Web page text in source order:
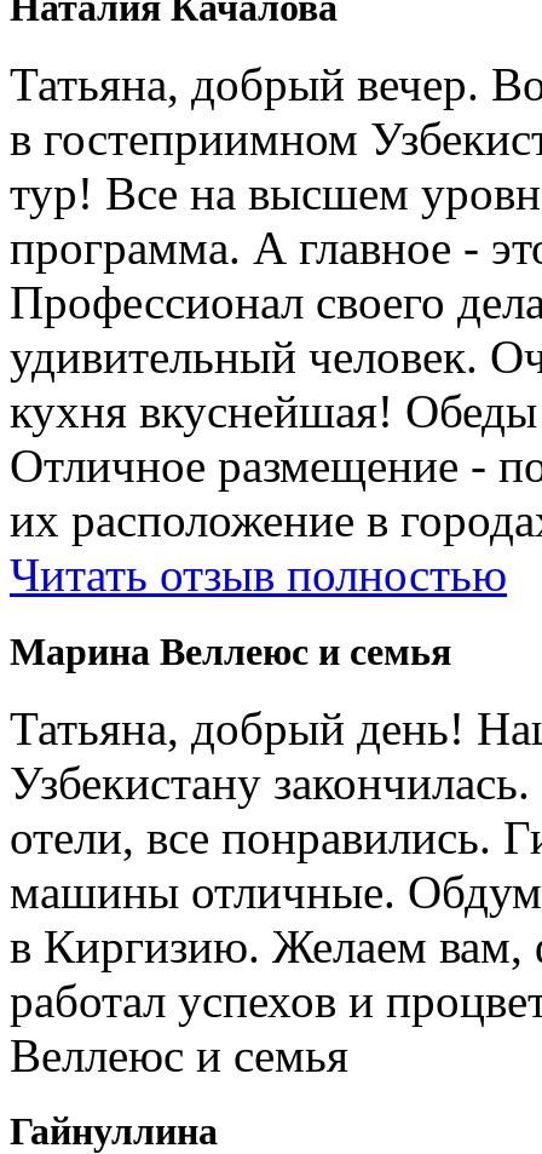
Татьяна, добрый вечер.
в гостеприимном
тур! Все на высшем
программа. А главное -
Профессионал своего
удивительный человек.
кухня вкуснейшая!
Отличное размещение -
их расположение в
Читать отзыв полностью
Марина Веллеюс и семья
Татьяна, добрый день!
Узбекистану
отели, все понравились.
машины отличные.
в Киргизию. Желаем вам,
работал успехов и
Веллеюс и семья
Гайнуллина